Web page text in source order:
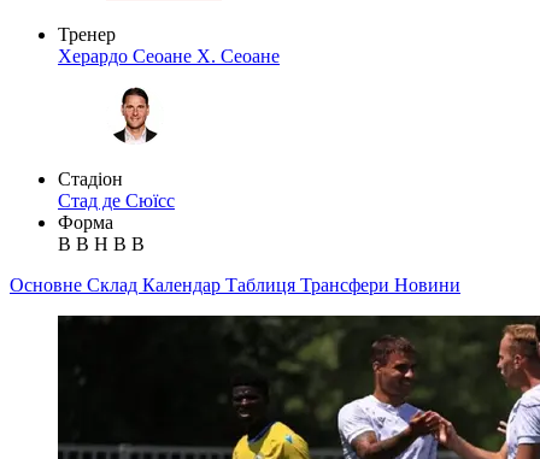
Тренер
Херардо Сеоане Х. Сеоане
Стадіон
Стад де Сюїсс
Форма
В В Н В В
Основне Склад Календар Таблиця Трансфери Новини